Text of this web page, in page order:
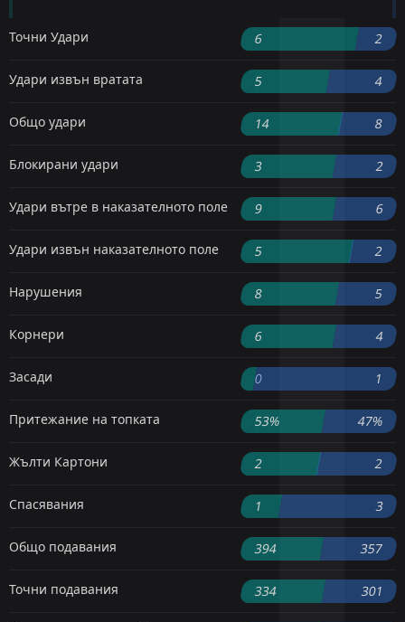
Точни Удари 6 2
Удари извън вратата 5 4
Общо удари 14 8
Блокирани удари 3 2
Удари вътре в наказателното поле 9 6
Удари извън наказателното поле 5 2
Нарушения 8 5
Корнери 6 4
Засади 0 1
Притежание на топката 53% 47%
Жълти Картони 2 2
Спасявания 1 3
Общо подавания 394 357
Точни подавания 334 301